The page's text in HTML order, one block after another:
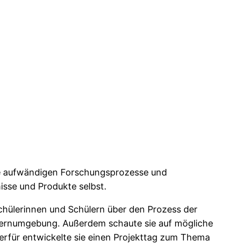
Forschungsprozesse und
und Produkte selbst.
und Schülern über den Prozess der
Außerdem schaute sie auf mögliche
entwickelte sie einen Projekttag zum Thema